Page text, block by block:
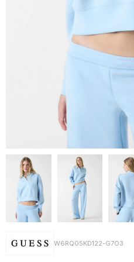
W6RQ05KD122-G7O3